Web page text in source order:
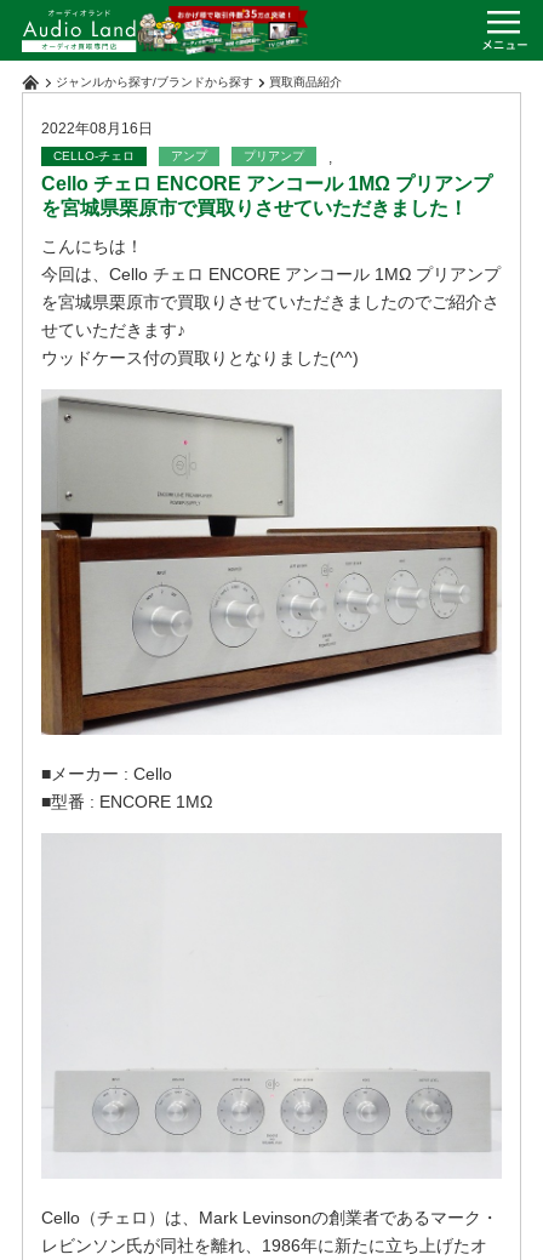
ジャンルから探す/ブランドから探す 買取商品紹介
2022年08月16日
CELLO-チェロ アンプ ,
プリアンプ
Cello チェロ ENCORE アンコール 1MΩ プリアンプ
を宮城県栗原市で買取りさせていただきました！
こんにちは！
今回は、Cello チェロ ENCORE アンコール 1MΩ プリアンプ
を宮城県栗原市で買取りさせていただきましたのでご紹介さ
せていただきます♪
ウッドケース付の買取りとなりました(^^)
■メーカー : Cello
■型番 : ENCORE 1MΩ
Cello（チェロ）は、Mark Levinsonの創業者であるマーク・
レビンソン氏が同社を離れ、1986年に新たに立ち上げたオ